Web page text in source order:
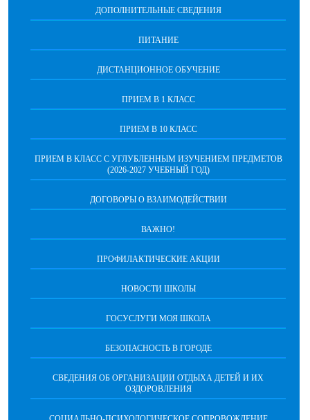
ДОПОЛНИТЕЛЬНЫЕ СВЕДЕНИЯ
ПИТАНИЕ
ДИСТАНЦИОННОЕ ОБУЧЕНИЕ
ПРИЕМ В 1 КЛАСС
ПРИЕМ В 10 КЛАСС
ПРИЕМ В КЛАСС С УГЛУБЛЕННЫМ ИЗУЧЕНИЕМ ПРЕДМЕТОВ
(2026-2027 УЧЕБНЫЙ ГОД)
ДОГОВОРЫ О ВЗАИМОДЕЙСТВИИ
ВАЖНО!
ПРОФИЛАКТИЧЕСКИЕ АКЦИИ
НОВОСТИ ШКОЛЫ
ГОСУСЛУГИ МОЯ ШКОЛА
БЕЗОПАСНОСТЬ В ГОРОДЕ
СВЕДЕНИЯ ОБ ОРГАНИЗАЦИИ ОТДЫХА ДЕТЕЙ И ИХ
ОЗДОРОВЛЕНИЯ